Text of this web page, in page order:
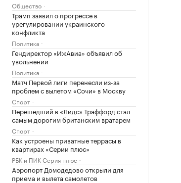
Общество
Трамп заявил о прогрессе в
урегулировании украинского
конфликта
Политика
Гендиректор «ИжАвиа» объявил об
увольнении
Политика
Матч Первой лиги перенесли из-за
проблем с вылетом «Сочи» в Москву
Спорт
Перешедший в «Лидс» Траффорд стал
самым дорогим британским вратарем
Спорт
Как устроены приватные террасы в
квартирах «Серии плюс»
РБК и ПИК Серия плюс
Аэропорт Домодедово открыли для
приема и вылета самолетов